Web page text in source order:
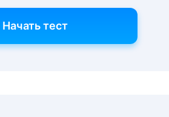
Начать тест